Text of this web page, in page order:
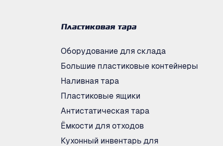
Пластиковая тара
Оборудование для склада
Большие пластиковые контейнеры
Наливная тара
Пластиковые ящики
Антистатическая тара
Ёмкости для отходов
Кухонный инвентарь для